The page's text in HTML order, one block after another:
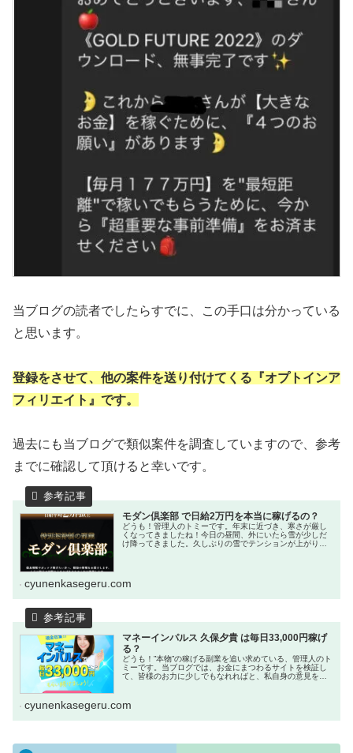
当ブログの読者でしたらすでに、この手口は分かっている
と思います。
登録をさせて、他の案件を送り付けてくる『オプトインア
フィリエイト』です。
過去にも当ブログで類似案件を調査していますので、参考
までに確認して頂けると幸いです。
モダン倶楽部 で日給2万円を本当に稼げるの？
どうも！管理人のトミーです。年末に近づき、寒さが厳し
くなってきましたね！今日の昼間、外にいたら雪が少しだ
け降ってきました。久しぶりの雪でテンションが上がりま
cyunenkasegeru.com
マネーインパルス 久保夕貴 は毎日33,000円稼げ
る？
どうも！”本物”の稼げる副業を追い求めている、管理人のト
ミーです。当ブログでは、お金にまつわるサイトを検証し
て、皆様のお力に少しでもなれればと、私自身の意見を述
cyunenkasegeru.com